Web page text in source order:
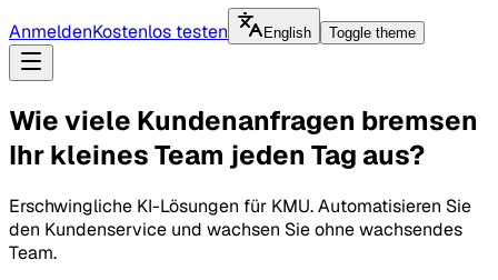
AnmeldenKostenlos testen English Toggle theme
Wie viele Kundenanfragen bremsen
Ihr kleines Team jeden Tag aus?
Erschwingliche KI-Lösungen für KMU. Automatisieren Sie
den Kundenservice und wachsen Sie ohne wachsendes
Team.